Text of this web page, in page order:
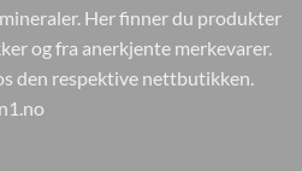
Her finner du produkter
og fra anerkjente merkevarer.
den respektive nettbutikken.